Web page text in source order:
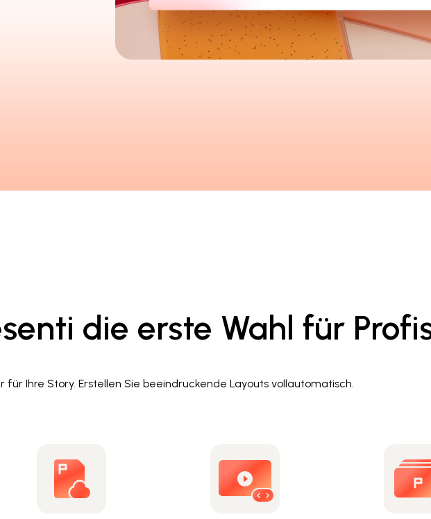
die erste Wahl für
für Ihre Story. Erstellen Sie beeindruckende Layouts vollautomatisch.